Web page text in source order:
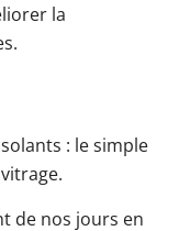
la
: le simple
de nos jours en